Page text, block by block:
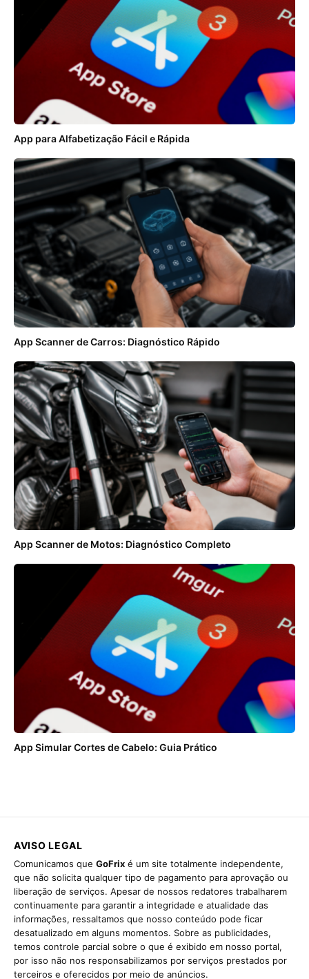
App para Alfabetização Fácil e Rápida
App Scanner de Carros: Diagnóstico Rápido
App Scanner de Motos: Diagnóstico Completo
App Simular Cortes de Cabelo: Guia Prático
AVISO LEGAL
Comunicamos que GoFrix é um site totalmente independente,
que não solicita qualquer tipo de pagamento para aprovação ou
liberação de serviços. Apesar de nossos redatores trabalharem
continuamente para garantir a integridade e atualidade das
informações, ressaltamos que nosso conteúdo pode ficar
desatualizado em alguns momentos. Sobre as publicidades,
temos controle parcial sobre o que é exibido em nosso portal,
por isso não nos responsabilizamos por serviços prestados por
terceiros e oferecidos por meio de anúncios.